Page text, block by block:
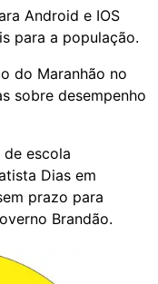
Android e IOS
para a população.
do Maranhão no
sobre desempenho
de escola
Dias em
prazo para
Brandão.